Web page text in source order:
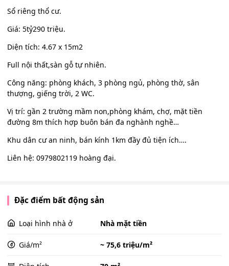
Sổ riêng thổ cư.
Giá: 5tỷ290 triệu.
Diện tích: 4.67 x 15m2
Full nội thất,sàn gỗ tự nhiên.
Công năng: phòng khách, 3 phòng ngủ, phòng thờ, sân
thượng, giếng trời, 2 WC.
Vị trí: gần 2 trường mầm non,phòng khám, chợ, mặt tiền
đường 8m thích hợp buôn bán đa nghành nghề…
Khu dân cư an ninh, bán kính 1km đầy đủ tiện ích….
Liên hệ: 0979802119 hoàng đại.
Đặc điểm bất động sản
Loại hình nhà ở Nhà mặt tiền
Giá/m² ~ 75,6 triệu/m²